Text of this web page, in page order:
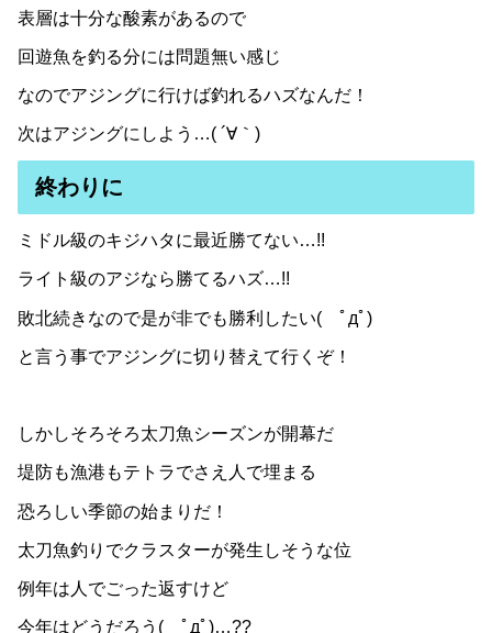
表層は十分な酸素があるので
回遊魚を釣る分には問題無い感じ
なのでアジングに行けば釣れるハズなんだ！
次はアジングにしよう…( ´∀｀)
終わりに
ミドル級のキジハタに最近勝てない…!!
ライト級のアジなら勝てるハズ…!!
敗北続きなので是が非でも勝利したい( ﾟдﾟ)
と言う事でアジングに切り替えて行くぞ！
しかしそろそろ太刀魚シーズンが開幕だ
堤防も漁港もテトラでさえ人で埋まる
恐ろしい季節の始まりだ！
太刀魚釣りでクラスターが発生しそうな位
例年は人でごった返すけど
今年はどうだろう( ﾟдﾟ)…??